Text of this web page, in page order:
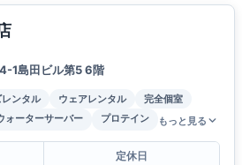
1島田ビル第5 6階
ンタル ウェアレンタル
完全個室
ォーターサーバー プロテイン もっと見る
定休日